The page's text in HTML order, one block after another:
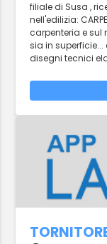
filiale di Susa ,
nell'edilizia:
carpenteria e
sia in
disegni tecnici